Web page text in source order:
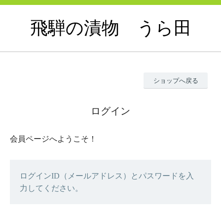
飛騨の漬物 うら田
ショップへ戻る
ログイン
会員ページへようこそ！
ログインID（メールアドレス）とパスワードを入
力してください。